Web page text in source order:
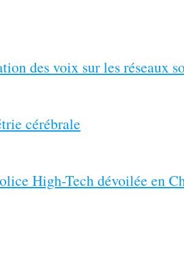
des voix sur les réseaux
cérébrale
High-Tech dévoilée en